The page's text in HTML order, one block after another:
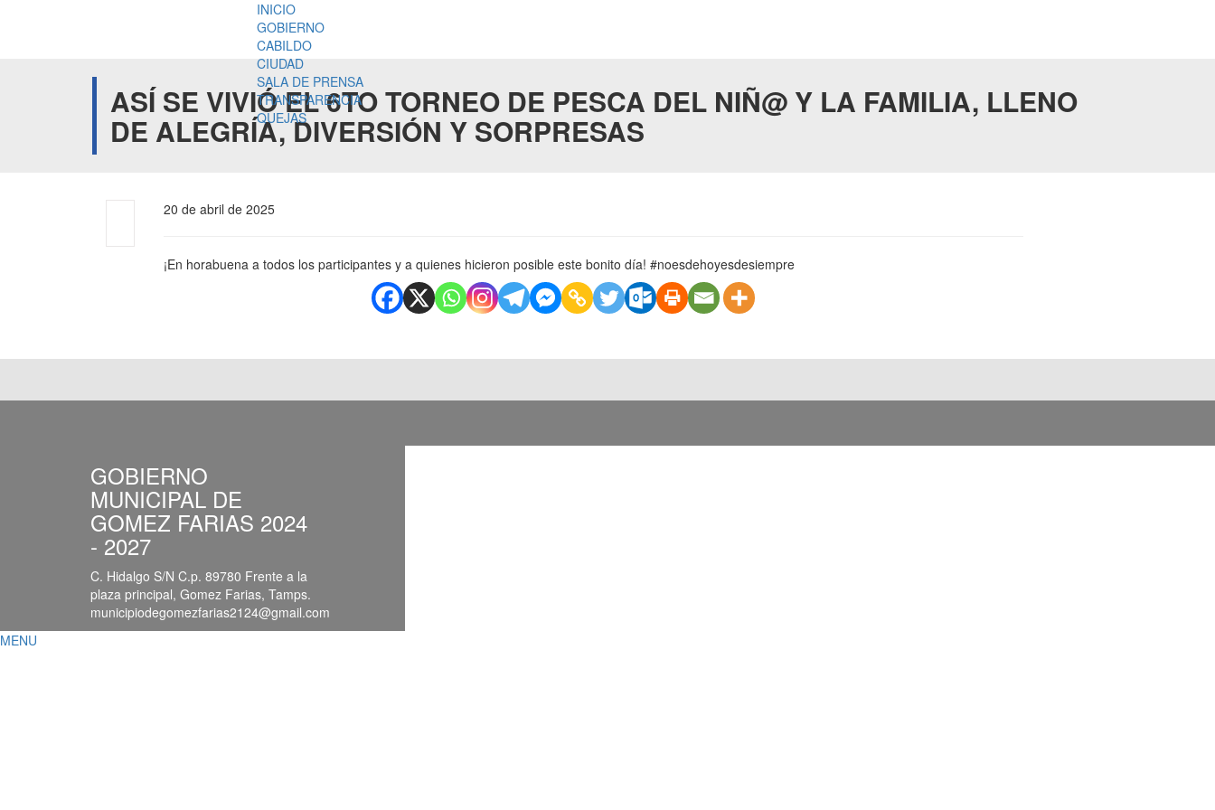
INICIO
GOBIERNO
CABILDO
CIUDAD
SALA DE PRENSA
TRANSPARENCIA
QUEJAS
ASÍ SE VIVIÓ EL 6TO TORNEO DE PESCA DEL NIÑ@ Y LA FAMILIA, LLENO
DE ALEGRÍA, DIVERSIÓN Y SORPRESAS
20 de abril de 2025
¡En horabuena a todos los participantes y a quienes hicieron posible este bonito día! #noesdehoyesdesiempre
GOBIERNO
MUNICIPAL DE
GOMEZ FARIAS 2024
- 2027
C. Hidalgo S/N C.p. 89780 Frente a la
plaza principal, Gomez Farias, Tamps.
municipiodegomezfarias2124@gmail.com
MENU